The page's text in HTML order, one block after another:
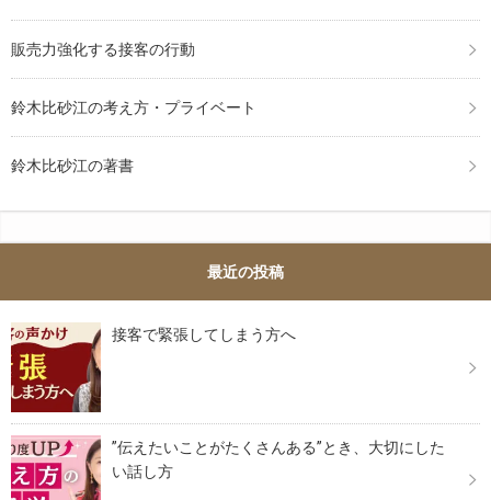
販売力強化する接客の行動
鈴木比砂江の考え方・プライベート
鈴木比砂江の著書
最近の投稿
接客で緊張してしまう方へ
”伝えたいことがたくさんある”とき、大切にした
い話し方